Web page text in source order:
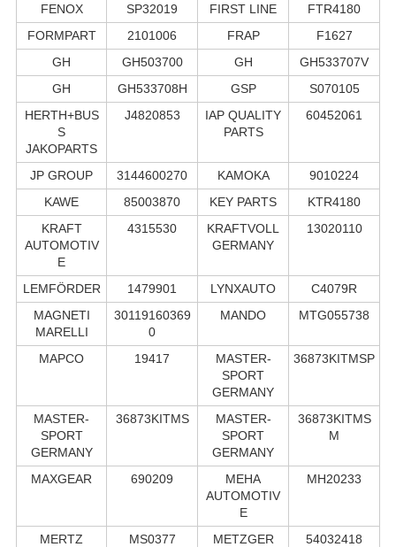
FENOX SP32019 FIRST LINE
FTR4180
FORMPART
2101006 FRAP
F1627
GH
GH503700 GH
GH533707V
GH
GH533708H GSP
S070105
HERTH+BUS
S
JAKOPARTS
J4820853
IAP QUALITY
PARTS
60452061
JP GROUP 3144600270 KAMOKA
9010224
KAWE
85003870 KEY PARTS
KTR4180
KRAFT
AUTOMOTIV
E
4315530
KRAFTVOLL
GERMANY
13020110
LEMFÖRDER 1479901 LYNXAUTO
C4079R
MAGNETI
MARELLI
30119160369
0
MANDO MTG055738
MAPCO 19417
MASTER-
SPORT
GERMANY
36873KITMSP
MASTER-
SPORT
GERMANY
36873KITMS
MASTER-
SPORT
GERMANY
36873KITMS
M
MAXGEAR 690209
MEHA
AUTOMOTIV
E
MH20233
MERTZ MS0377 METZGER
54032418